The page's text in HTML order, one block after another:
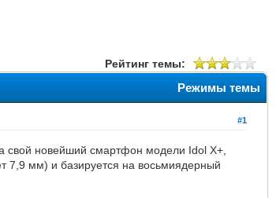
Рейтинг темы:
Режимы темы
#1
свой новейший смартфон модели Idol X+,
7,9 мм) и базируется на восьмиядерный